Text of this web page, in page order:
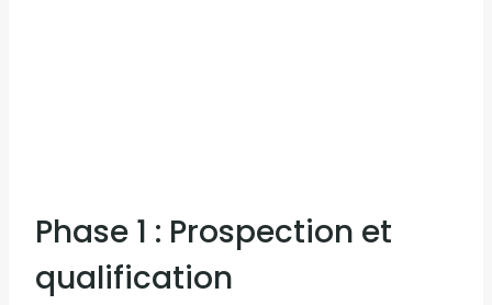
Phase 1 : Prospection et
qualification